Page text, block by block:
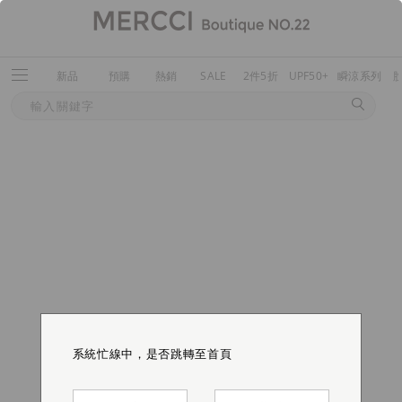
新品 預購 熱銷 SALE 2件5折 UPF50+ 瞬涼系列
系統忙線中，是否跳轉至首頁
系統忙線中，是否跳轉至首頁
系統忙線中，是否跳轉至首頁
系統忙線中，是否跳轉至首頁
系統忙線中，是否跳轉至首頁